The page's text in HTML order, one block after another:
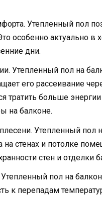
Утепленный пол
особенно актуально
дни.
Утепленный пол на
его рассеивание
тратить больше
на балконе.
Утепленный пол
на стенах и потолке
стен и отделки
пол на
к перепадам